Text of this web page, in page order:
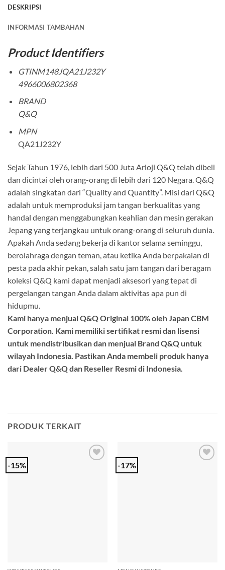
DESKRIPSI
INFORMASI TAMBAHAN
Product Identifiers
GTINM148JQA21J232Y
4966006802368
BRAND
Q&Q
MPN
QA21J232Y
Sejak Tahun 1976, lebih dari 500 Juta Arloji Q&Q telah dibeli
dan dicintai oleh orang-orang di lebih dari 120 Negara. Q&Q
adalah singkatan dari “Quality and Quantity”. Misi dari Q&Q
adalah untuk memproduksi jam tangan berkualitas yang
handal dengan menggabungkan keahlian dan mesin gerakan
Jepang yang terjangkau untuk orang-orang di seluruh dunia.
Apakah Anda sedang bekerja di kantor selama seminggu,
berolahraga dengan teman, atau ketika Anda berpakaian di
pesta pada akhir pekan, salah satu jam tangan dari beragam
koleksi Q&Q kami dapat menjadi aksesori yang tepat di
pergelangan tangan Anda dalam aktivitas apa pun di
hidupmu.
Kami hanya menjual Q&Q Original 100% oleh Japan CBM
Corporation. Kami memiliki sertifikat resmi dan lisensi
untuk mendistribusikan dan menjual Brand Q&Q untuk
wilayah Indonesia. Pastikan Anda membeli produk hanya
dari Dealer Q&Q dan Reseller Resmi di Indonesia.
PRODUK TERKAIT
-15% -17%